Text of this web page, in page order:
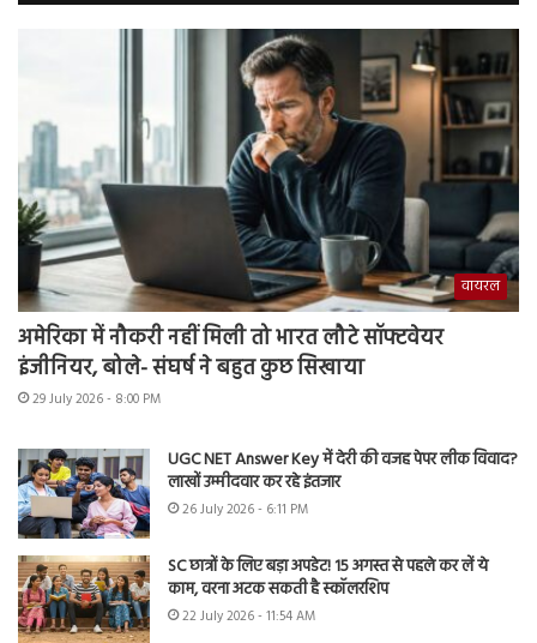
वायरल
अमेरिका में नौकरी नहीं मिली तो भारत लौटे सॉफ्टवेयर
इंजीनियर, बोले- संघर्ष ने बहुत कुछ सिखाया
29 July 2026 - 8:00 PM
UGC NET Answer Key में देरी की वजह पेपर लीक विवाद?
लाखों उम्मीदवार कर रहे इंतजार
26 July 2026 - 6:11 PM
SC छात्रों के लिए बड़ा अपडेट! 15 अगस्त से पहले कर लें ये
काम, वरना अटक सकती है स्कॉलरशिप
22 July 2026 - 11:54 AM